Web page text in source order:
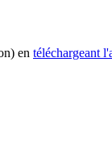
en téléchargeant